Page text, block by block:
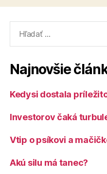
Najnovšie
Kedysi dostala
Investorov čaká
Vtip o psíkovi a
Akú silu má tanec?